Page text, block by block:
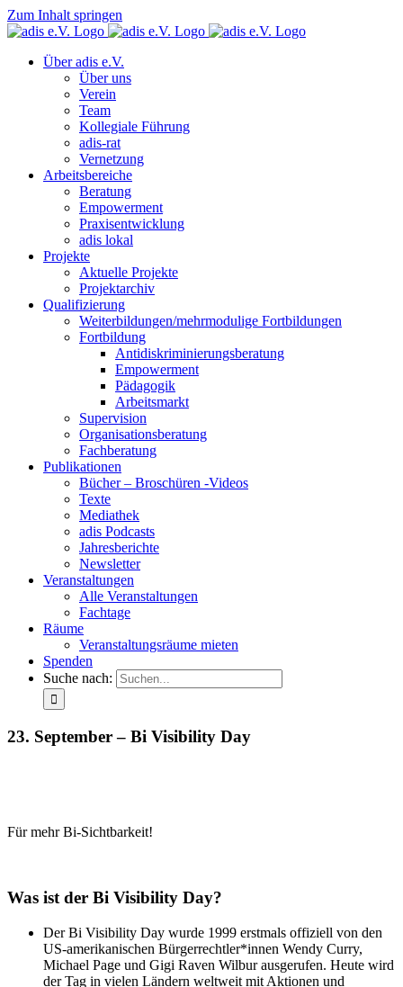
Zum Inhalt springen
Über adis e.V.
Über uns
Verein
Team
Kollegiale Führung
adis-rat
Vernetzung
Arbeitsbereiche
Beratung
Empowerment
Praxisentwicklung
adis lokal
Projekte
Aktuelle Projekte
Projektarchiv
Qualifizierung
Weiterbildungen/mehrmodulige Fortbildungen
Fortbildung
Antidiskriminierungsberatung
Empowerment
Pädagogik
Arbeitsmarkt
Supervision
Organisationsberatung
Fachberatung
Publikationen
Bücher – Broschüren -Videos
Texte
Mediathek
adis Podcasts
Jahresberichte
Newsletter
Veranstaltungen
Alle Veranstaltungen
Fachtage
Räume
Veranstaltungsräume mieten
Spenden
Suche nach:
23. September – Bi Visibility Day
Für mehr Bi-Sichtbarkeit!
Was ist der Bi Visibility Day?
Der Bi Visibility Day wurde 1999 erstmals offiziell von den
US-amerikanischen Bürgerrechtler*innen Wendy Curry,
Michael Page und Gigi Raven Wilburausgerufen. Heute wird
der Tag in vielen Ländern weltweit mit Aktionen und